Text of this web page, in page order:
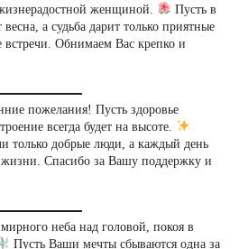
женщиной.
Пусть в
а судьба дарит только приятные
Обнимаем Вас крепко и
пожелания! Пусть здоровье
всегда будет на высоте.
только добрые люди, а каждый день
жизни. Спасибо за Вашу поддержку и
неба над головой, покоя в
Пусть Ваши мечты сбываются одна за